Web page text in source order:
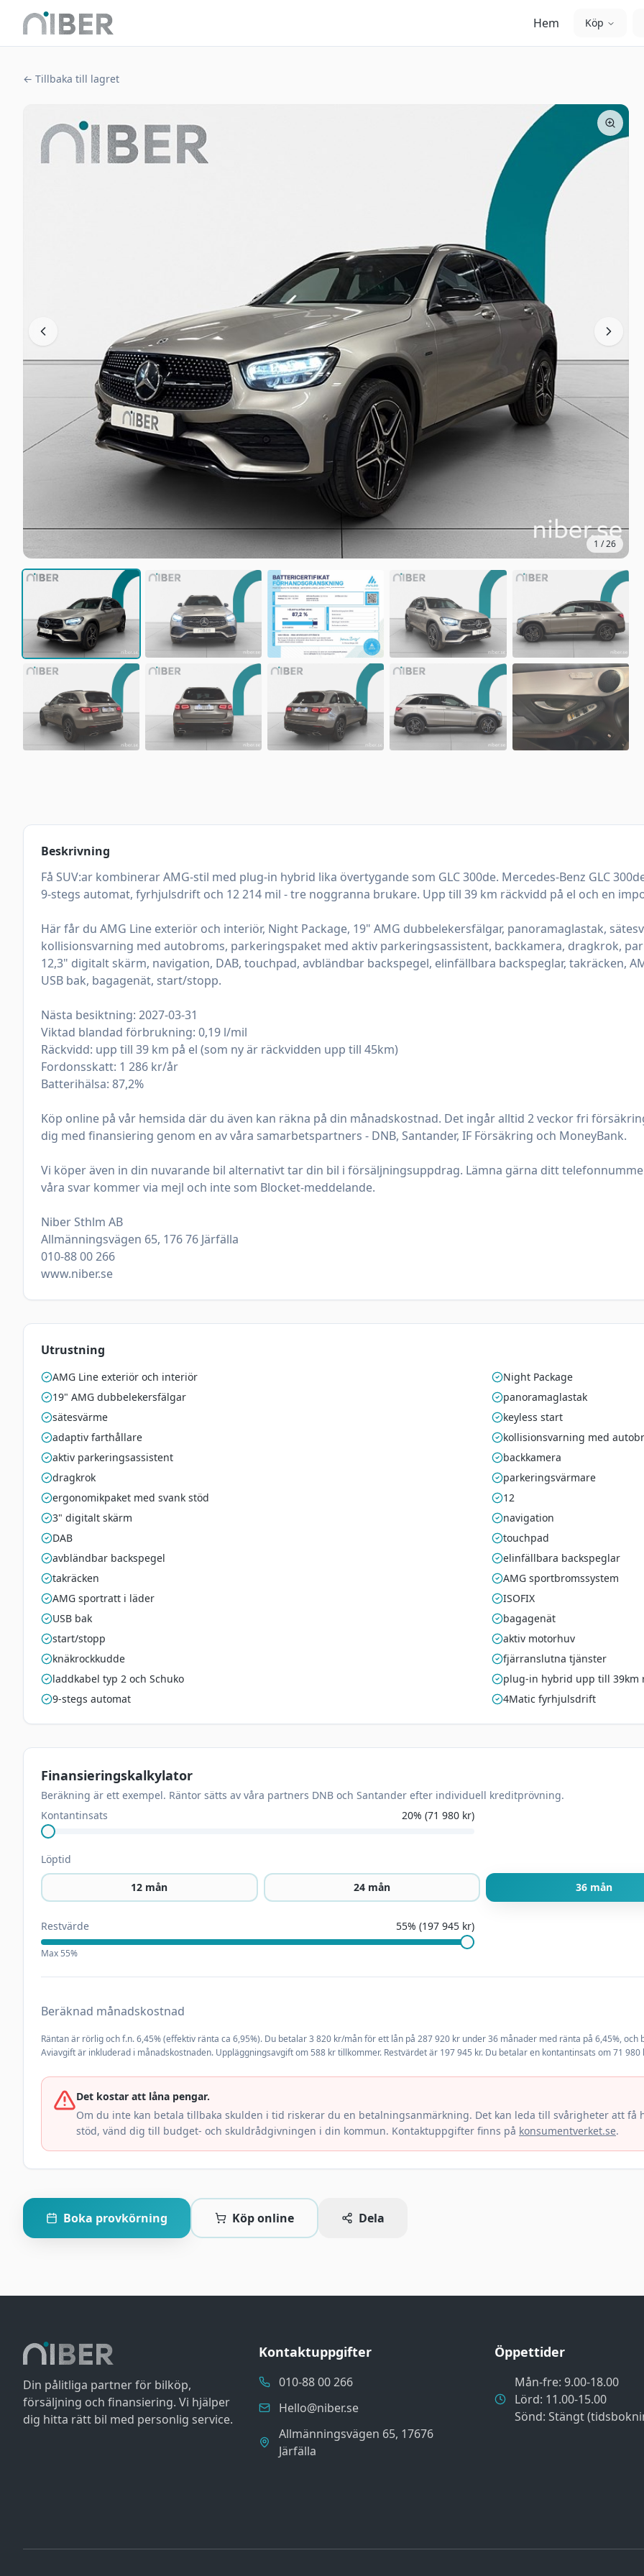
Hem Köp
← Tillbaka till lagret
1 /26
Beskrivning
Få SUV:ar kombinerar AMG-stil med plug-in hybrid lika övertygande som GLC 300de. Mercedes-Benz GLC
9-stegs automat, fyrhjulsdrift och 12 214 mil - tre noggranna brukare. Upp till 39 km räckvidd på el och en
Här får du AMG Line exteriör och interiör, Night Package, 19" AMG dubbelekersfälgar, panoramaglastak,
kollisionsvarning med autobroms, parkeringspaket med aktiv parkeringsassistent, backkamera, dragkrok,
12,3" digitalt skärm, navigation, DAB, touchpad, avbländbar backspegel, elinfällbara backspeglar, takräcken,
USB bak, bagagenät, start/stopp.
Nästa besiktning: 2027-03-31
Viktad blandad förbrukning: 0,19 l/mil
Räckvidd: upp till 39 km på el (som ny är räckvidden upp till 45km)
Fordonsskatt: 1 286 kr/år
Batterihälsa: 87,2%
Köp online på vår hemsida där du även kan räkna på din månadskostnad. Det ingår alltid 2 veckor fri
dig med finansiering genom en av våra samarbetspartners - DNB, Santander, IF Försäkring och MoneyBank.
Vi köper även in din nuvarande bil alternativt tar din bil i försäljningsuppdrag. Lämna gärna ditt
våra svar kommer via mejl och inte som Blocket-meddelande.
Niber Sthlm AB
Allmänningsvägen 65, 176 76 Järfälla
010-88 00 266
www.niber.se
Utrustning
AMG Line exteriör och interiör
Night Package
19" AMG dubbelekersfälgar
panoramaglastak
sätesvärme
keyless start
adaptiv farthållare
kollisionsvarning med
aktiv parkeringsassistent
backkamera
dragkrok
parkeringsvärmare
ergonomikpaket med svank stöd
12
3" digitalt skärm
navigation
DAB
touchpad
avbländbar backspegel
elinfällbara backspeglar
takräcken
AMG sportbromssystem
AMG sportratt i läder
ISOFIX
USB bak
bagagenät
start/stopp
aktiv motorhuv
knäkrockkudde
fjärranslutna tjänster
laddkabel typ 2 och Schuko
plug-in hybrid upp till 39km
9-stegs automat
4Matic fyrhjulsdrift
Finansieringskalkylator
Beräkning är ett exempel. Räntor sätts av våra partners DNB och Santander efter individuell kreditprövning.
Kontantinsats
20% (71 980 kr)
Löptid
12 mån 24mån 36 mån
Restvärde 55% (197 945 kr)
Max 55%
Beräknad månadskostnad
Räntan är rörlig och f.n.6,45% (effektiv ränta ca 6,95%). Du betalar3 820 kr/mån för ett lån på 287 920 kr under36 månader med ränta på 6,45%, och
Aviavgift är inkluderad i månadskostnaden. Uppläggningsavgift om 588 kr tillkommer. Restvärdet är 197 945 kr. Du betalar en kontantinsats om71 980
Det kostar att låna pengar.
Om du inte kan betala tillbaka skulden i tid riskerar du en betalningsanmärkning. Det kan leda till svårigheter att få
stöd, vänd dig till budget- och skuldrådgivningen i din kommun. Kontaktuppgifter finns på konsumentverket.se.
Boka provkörning Köp online Dela
Din pålitliga partner för bilköp,
försäljning och finansiering. Vi hjälper
dig hitta rätt bil med personlig service.
Kontaktuppgifter
010-88 00 266
Hello@niber.se
Allmänningsvägen 65, 17676
Järfälla
Öppettider
Mån-fre: 9.00-18.00
Lörd: 11.00-15.00
Sönd: Stängt